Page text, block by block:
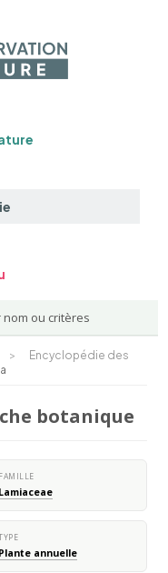
ou critères
>
Encyclopédie des
botanique
FAMILLE
Lamiaceae
Plante annuelle